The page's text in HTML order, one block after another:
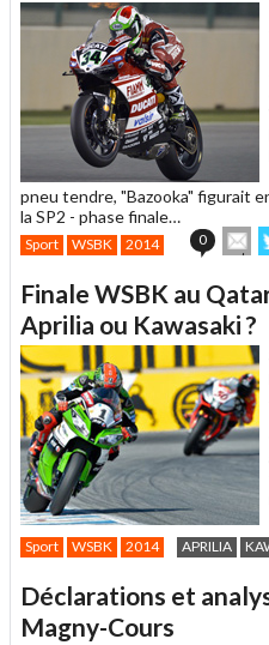
pneu tendre, "Bazooka" figurait
la SP2 - phase finale…
Sport WSBK 2014 0
cet
à
un
ami
Finale WSBK au
Aprilia ou Kawasaki ?
Sport WSBK 2014 APRILIA
Déclarations et
Magny-Cours